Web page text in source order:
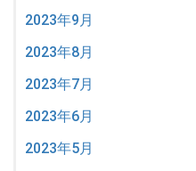
2023年9月
2023年8月
2023年7月
2023年6月
2023年5月